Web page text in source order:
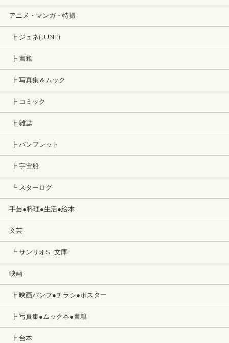
アニメ・マンガ・特撮
┣ ジュネ(JUNE)
┣ 書籍
┣ 写真集＆ムック
┣ コミック
┣ 雑誌
┣ パンフレット
┣ 宇宙船
┗ スターログ
手芸●料理●生活●絵本
文芸
┗ サンリオSF文庫
映画
┣ 映画パンフ●チラシ●ポスター
┣ 写真集●ムック本●書籍
┣ 台本